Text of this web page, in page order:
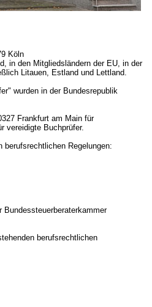
Köln
in den Mitgliedsländern der EU, in der
Litauen, Estland und Lettland.
wurden in der Bundesrepublik
Frankfurt am Main für
vereidigte Buchprüfer.
berufsrechtlichen Regelungen:
Bundessteuerberaterkammer
berufsrechtlichen